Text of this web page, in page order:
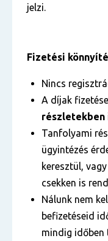
jelzi.
Fizetési
Nincs
A díjak
részletekben
Tanfolyami
ügyintézés
keresztül,
csekken is
Nálunk nem
befizetéseid
mindig időben